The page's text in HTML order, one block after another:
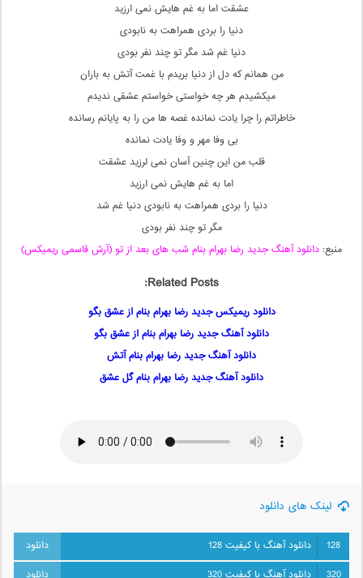
عشقت اما به غم هایش نمی ارزید
دنیا را بردی همراهت به نابودی
دنیا غم شد مگر تو چند نفر بودی
من همانم که دل از دنیا بریدم با غمت آتش به باران
میکشیدم هر چه خواستی خواستم عشقی ندیدم
خاطراتم را چرا یادت نمانده غصه ها من را به پایانم رسانده
بی وفا مهر و وفا یادت نمانده
قلب من این چنین آسان نمی لرزید عشقت
اما به غم هایش نمی ارزید
دنیا را بردی همراهت به نابودی دنیا غم شد
مگر تو چند نفر بودی
منبع: دانلود آهنگ جدید رضا بهرام بنام شب های بعد از تو (آرش قاسمی ریمیکس)
Related Posts:
دانلود ریمیکس جدید رضا بهرام بنام از عشق بگو
دانلود آهنگ جدید رضا بهرام بنام از عشق بگو
دانلود آهنگ جدید رضا بهرام بنام آتش
دانلود آهنگ جدید رضا بهرام بنام گل عشق
لینک های دانلود
128
دانلود آهنگ با کیفیت 128